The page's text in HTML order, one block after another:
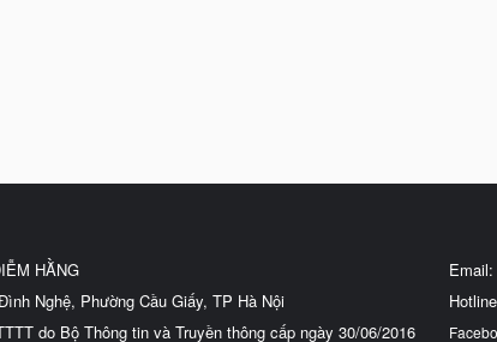
HẰNG
Nghệ, Phường Cầu Giấy, TP Hà Nội
do Bộ Thông tin và Truyền thông cấp ngày 30/06/2016
Email: